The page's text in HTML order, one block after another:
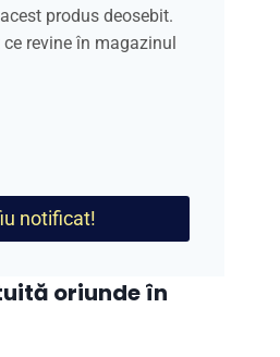
produs deosebit.
revine în magazinul
notificat!
oriunde în